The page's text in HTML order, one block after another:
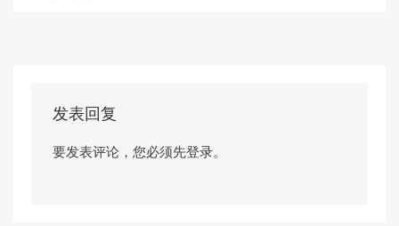
发表回复
要发表评论，您必须先登录。